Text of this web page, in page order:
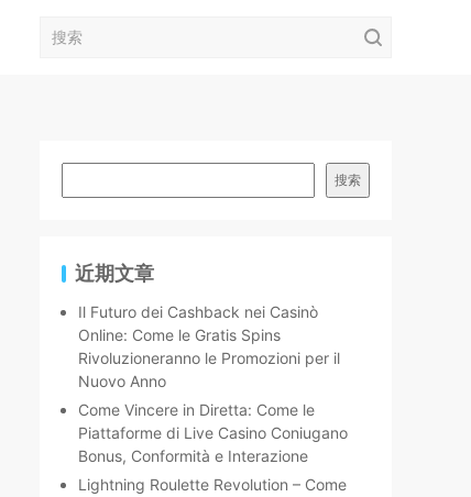
搜索
近期文章
Il Futuro dei Cashback nei Casinò
Online: Come le Gratis Spins
Rivoluzioneranno le Promozioni per il
Nuovo Anno
Come Vincere in Diretta: Come le
Piattaforme di Live Casino Coniugano
Bonus, Conformità e Interazione
Lightning Roulette Revolution – Come